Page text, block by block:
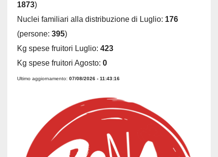
1873)
Nuclei familiari alla distribuzione di Luglio: 176
(persone: 395)
Kg spese fruitori Luglio: 423
Kg spese fruitori Agosto: 0
Ultimo aggiornamento: 07/08/2026 - 11:43:16